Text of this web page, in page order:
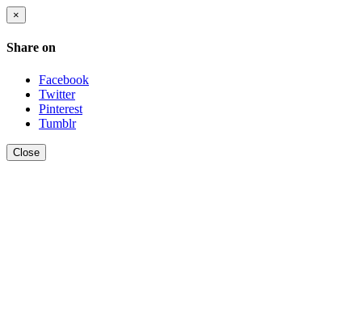
×
Share on
Facebook
Twitter
Pinterest
Tumblr
Close